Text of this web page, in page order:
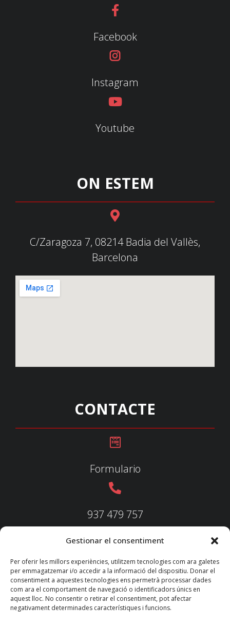
Gestionar el consentiment
Per oferir les millors experiències, utilitzem tecnologies com ara galetes
per emmagatzemar i/o accedir a la informació del dispositiu. Donar el
consentiment a aquestes tecnologies ens permetrà processar dades
com ara el comportament de navegació o identificadors únics en
aquest lloc. No consentir o retirar el consentiment, pot afectar
negativament determinades característiques i funcions.
Facebook
Instagram
Youtube
ON ESTEM
C/Zaragoza 7, 08214 Badia del Vallès,
Barcelona
CONTACTE
Formulario
937 479 757
937 479 758
federacio@fedecatjudo.cat